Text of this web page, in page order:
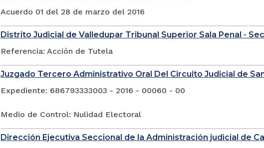
Acuerdo 01 del 28 de marzo del 2016
Distrito Judicial de Valledupar Tribunal Superior Sala Penal -
Referencia: Acción de Tutela
Juzgado Tercero Administrativo Oral Del Circuito Judicial de
Expediente: 686793333003 - 2016 - 00060 - 00
Medio de Control: Nulidad Electoral
Dirección Ejecutiva Seccional de la Administración judicial de